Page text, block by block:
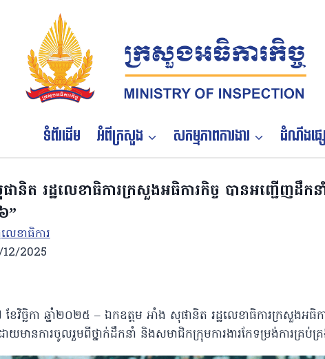
content
ទំព័រដើម អំពីក្រសួង សកម្មភាពការងារ ដំណឹងផ្ស
និត រដ្ឋលេខាធិការក្រសួងអធិការកិច្ច បានអញ្ជើញដឹកន
”
លេខាធិការ
2025
ខែវិច្ឆិកា ឆ្នាំ២០២៥ – ឯកឧត្តម អាំង សុផានិត រដ្ឋលេខាធិការក្រសួងអធិ
មានការចូលរួមពីថ្នាក់ដឹកនាំ និងសមាជិកក្រុមការងារកែទម្រង់ការគ្រប់